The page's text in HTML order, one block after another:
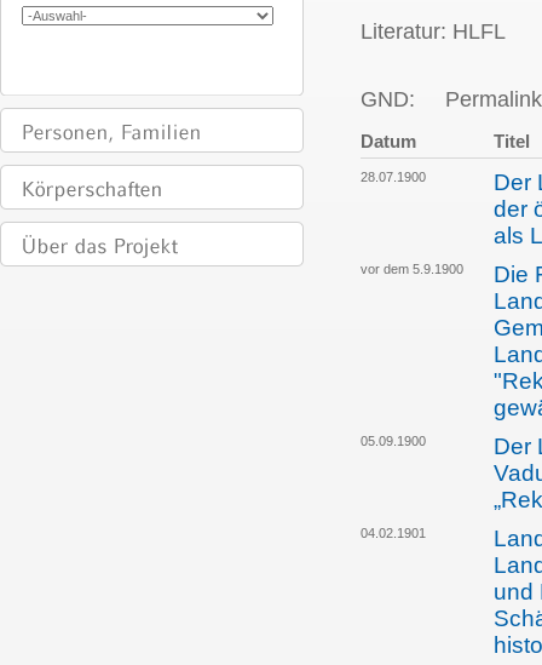
Literatur: HLFL
GND:
Datum Titel
28.07.1900
Der
der
als
vor dem 5.9.1900
Die
05.09.1900
Der
04.02.1901
und